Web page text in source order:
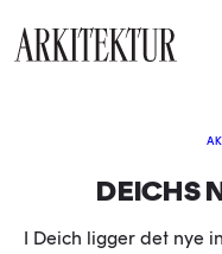
DEICHS
I Deich ligger det nye